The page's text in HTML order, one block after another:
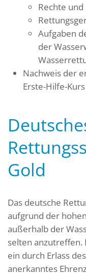
Rechte
Aufgaben
der
Nachweis der
Erste-Hilfe-
Gold
Das deutsche
aufgrund der
außerhalb der
selten anzutreffen.
ein durch Erlass
anerkanntes